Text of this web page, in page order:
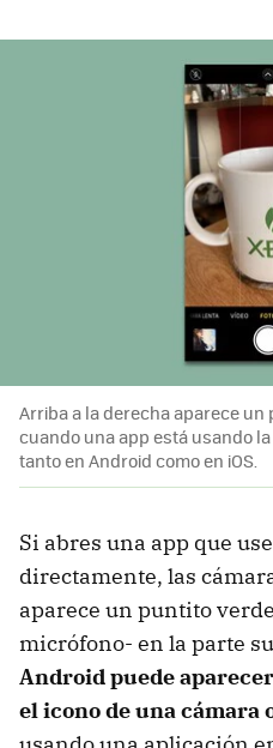
malo
Qué hacer si crees que
Comprueba Play
Echa un ojo a los
Usa el modo seguro
En un caso
Y, por último,
Arriba a la derecha aparece
cuando una app está usando
tanto en Android como en iOS.
Si abres una app que
directamente, las
aparece un puntito
micrófono- en la parte
Android puede
el icono de una cámara